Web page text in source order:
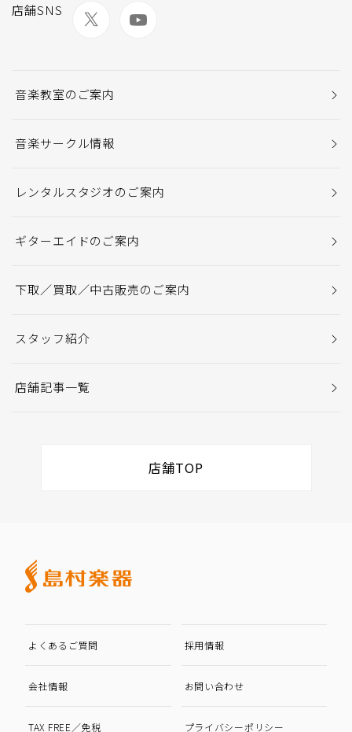
店舗SNS
音楽教室のご案内
音楽サークル情報
レンタルスタジオのご案内
ギターエイドのご案内
下取／買取／中古販売のご案内
スタッフ紹介
店舗記事一覧
店舗TOP
よくあるご質問 採用情報
会社情報 お問い合わせ
TAX FREE／免税 プライバシーポリシー